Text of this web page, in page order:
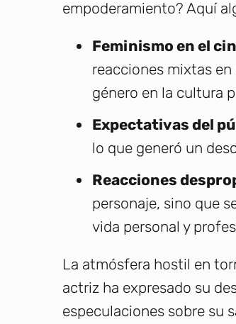
empoderamiento? Aquí
Feminismo en el
reacciones mixtas
género en la cultura
Expectativas del
lo que generó un
Reacciones
personaje, sino que
vida personal y
La atmósfera hostil en
actriz ha expresado su
especulaciones sobre su